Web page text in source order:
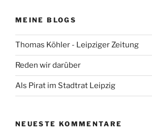
MEINE BLOGS
Thomas Köhler - Leipziger Zeitung
Reden wir darüber
Als Pirat im Stadtrat Leipzig
NEUESTE KOMMENTARE